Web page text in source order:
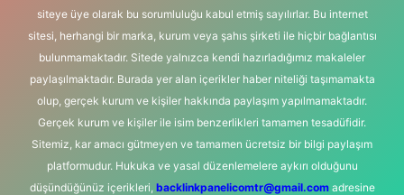
siteye üye olarak bu sorumluluğu kabul etmiş sayılırlar. Bu internet
sitesi, herhangi bir marka, kurum veya şahıs şirketi ile hiçbir bağlantısı
bulunmamaktadır. Sitede yalnızca kendi hazırladığımız makaleler
paylaşılmaktadır. Burada yer alan içerikler haber niteliği taşımamakta
olup, gerçek kurum ve kişiler hakkında paylaşım yapılmamaktadır.
Gerçek kurum ve kişiler ile isim benzerlikleri tamamen tesadüfidir.
Sitemiz, kar amacı gütmeyen ve tamamen ücretsiz bir bilgi paylaşım
platformudur. Hukuka ve yasal düzenlemelere aykırı olduğunu
düşündüğünüz içerikleri, backlinkpanelicomtr@gmail.comadresine